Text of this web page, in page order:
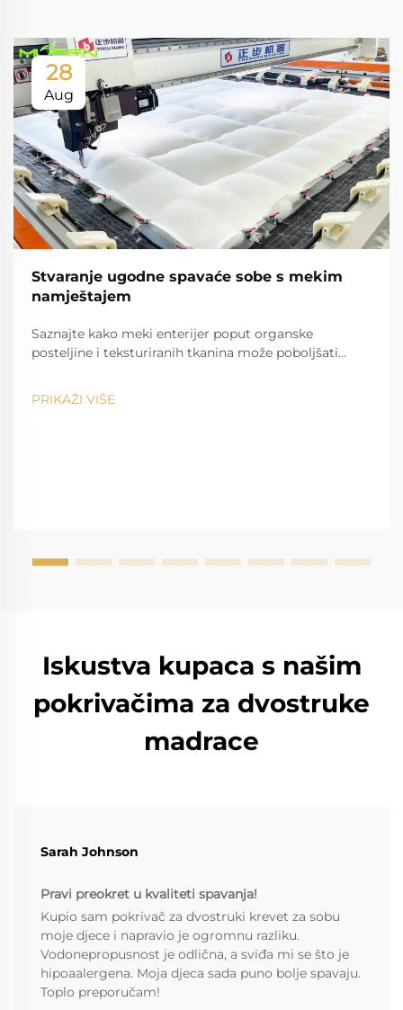
28
Aug
Stvaranje ugodne spavaće sobe s mekim
namještajem
Saznajte kako meki enterijer poput organske
posteljine i teksturiranih tkanina može poboljšati
stvorite smirujući, ugodan oazis u spavaćoj sobi.
PRIKAŽI VIŠE
Iskustva kupaca s našim
pokrivačima za dvostruke
madrace
Sarah Johnson
Pravi preokret u kvaliteti spavanja!
Kupio sam pokrivač za dvostruki krevet za sobu
moje djece i napravio je ogromnu razliku.
Vodonepropusnost je odlična, a sviđa mi se što je
hipoaalergena. Moja djeca sada puno bolje spavaju.
Toplo preporučam!